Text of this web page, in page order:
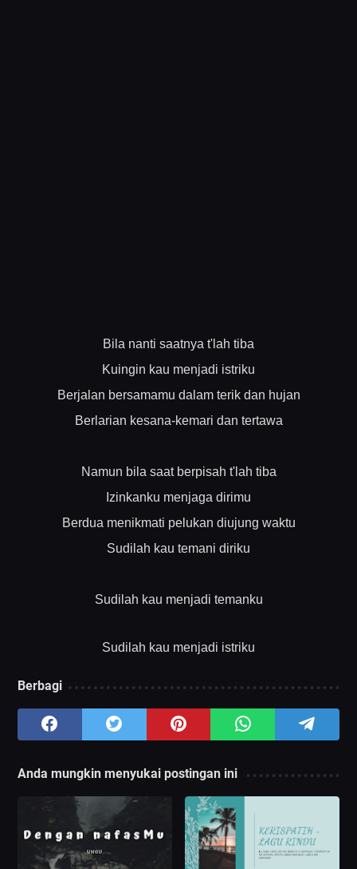
Bila nanti saatnya t'lah tiba
Kuingin kau menjadi istriku
Berjalan bersamamu dalam terik dan hujan
Berlarian kesana-kemari dan tertawa
Namun bila saat berpisah t'lah tiba
Izinkanku menjaga dirimu
Berdua menikmati pelukan diujung waktu
Sudilah kau temani diriku
Sudilah kau menjadi temanku
Sudilah kau menjadi istriku
Berbagi
Anda mungkin menyukai postingan ini